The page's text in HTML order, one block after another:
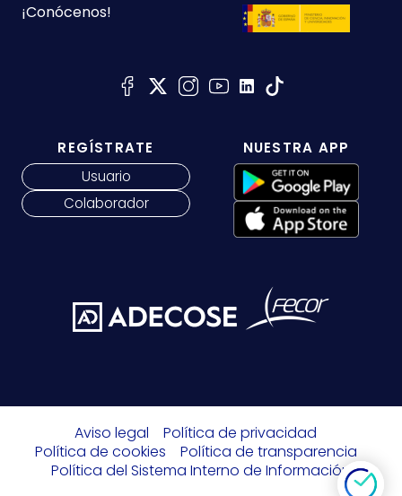
¡Conócenos!
REGÍSTRATE
Usuario
Colaborador
NUESTRA APP
Aviso legal
Política de privacidad
Política de cookies
Política de transparencia
Política del Sistema Interno de Información